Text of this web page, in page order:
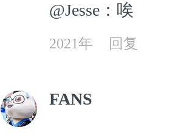
@Jesse：唉
2021年 回复
FANS